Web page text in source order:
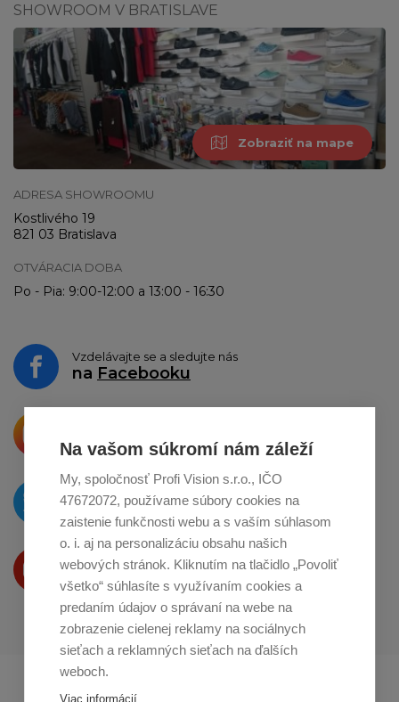
Na vašom súkromí nám záleží
My, spoločnosť Profi Vision s.r.o., IČO
47672072, používame súbory cookies na
zaistenie funkčnosti webu a s vaším súhlasom
o. i. aj na personalizáciu obsahu našich
webových stránok. Kliknutím na tlačidlo „Povoliť
všetko“ súhlasíte s využívaním cookies a
predaním údajov o správaní na webe na
zobrazenie cielenej reklamy na sociálnych
sieťach a reklamných sieťach na ďalších
weboch.
Viac informácií
SHOWROOM V BRATISLAVE
Zobraziť na mape
ADRESA SHOWROOMU
Kostlivého 19
821 03 Bratislava
OTVÁRACIA DOBA
Po - Pia: 9:00-12:00 a 13:00 - 16:30
Vzdelávajte se a sledujte nás
na Facebooku
o zdieľanie naInstagrame
O novinkách píšeme
naTwitteri
Produkty Vám predstavujeme
na Youtube
Profikuchař.cz